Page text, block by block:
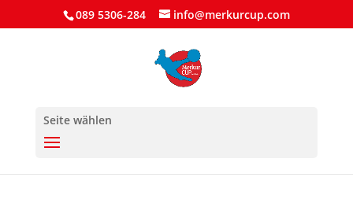
089 5306-284 info@merkurcup.com
Seite wählen